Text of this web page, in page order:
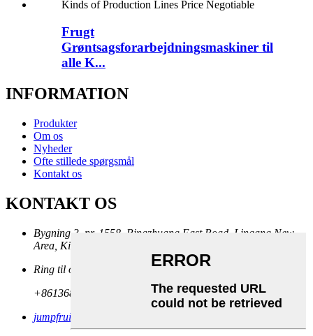
Frugt
Grøntsagsforarbejdningsmaskiner til
alle K...
INFORMATION
Produkter
Om os
Nyheder
Ofte stillede spørgsmål
Kontakt os
KONTAKT OS
Bygning 3, nr. 1558, Pingzhuang East Road, Lingang New
Area, Kina (Shanghai) Pilotfrihandelszone
Ring til os nu:
+8613681836263
jumpfruits@163.com